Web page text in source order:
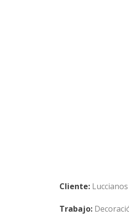
Cliente:
Trabajo: